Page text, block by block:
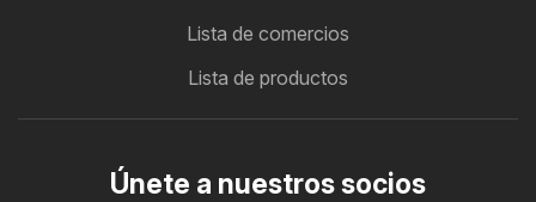
Lista de comercios
Lista de productos
Únete a nuestros socios